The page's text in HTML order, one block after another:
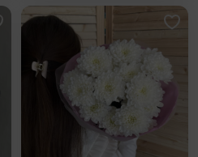
Добавить в избранное